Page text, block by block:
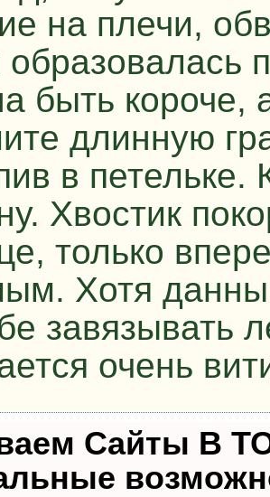
на плечи,
образовалась
быть короче,
длинную
в петельке.
Хвостик
только
Хотя
завязывать
очень
Сайты В